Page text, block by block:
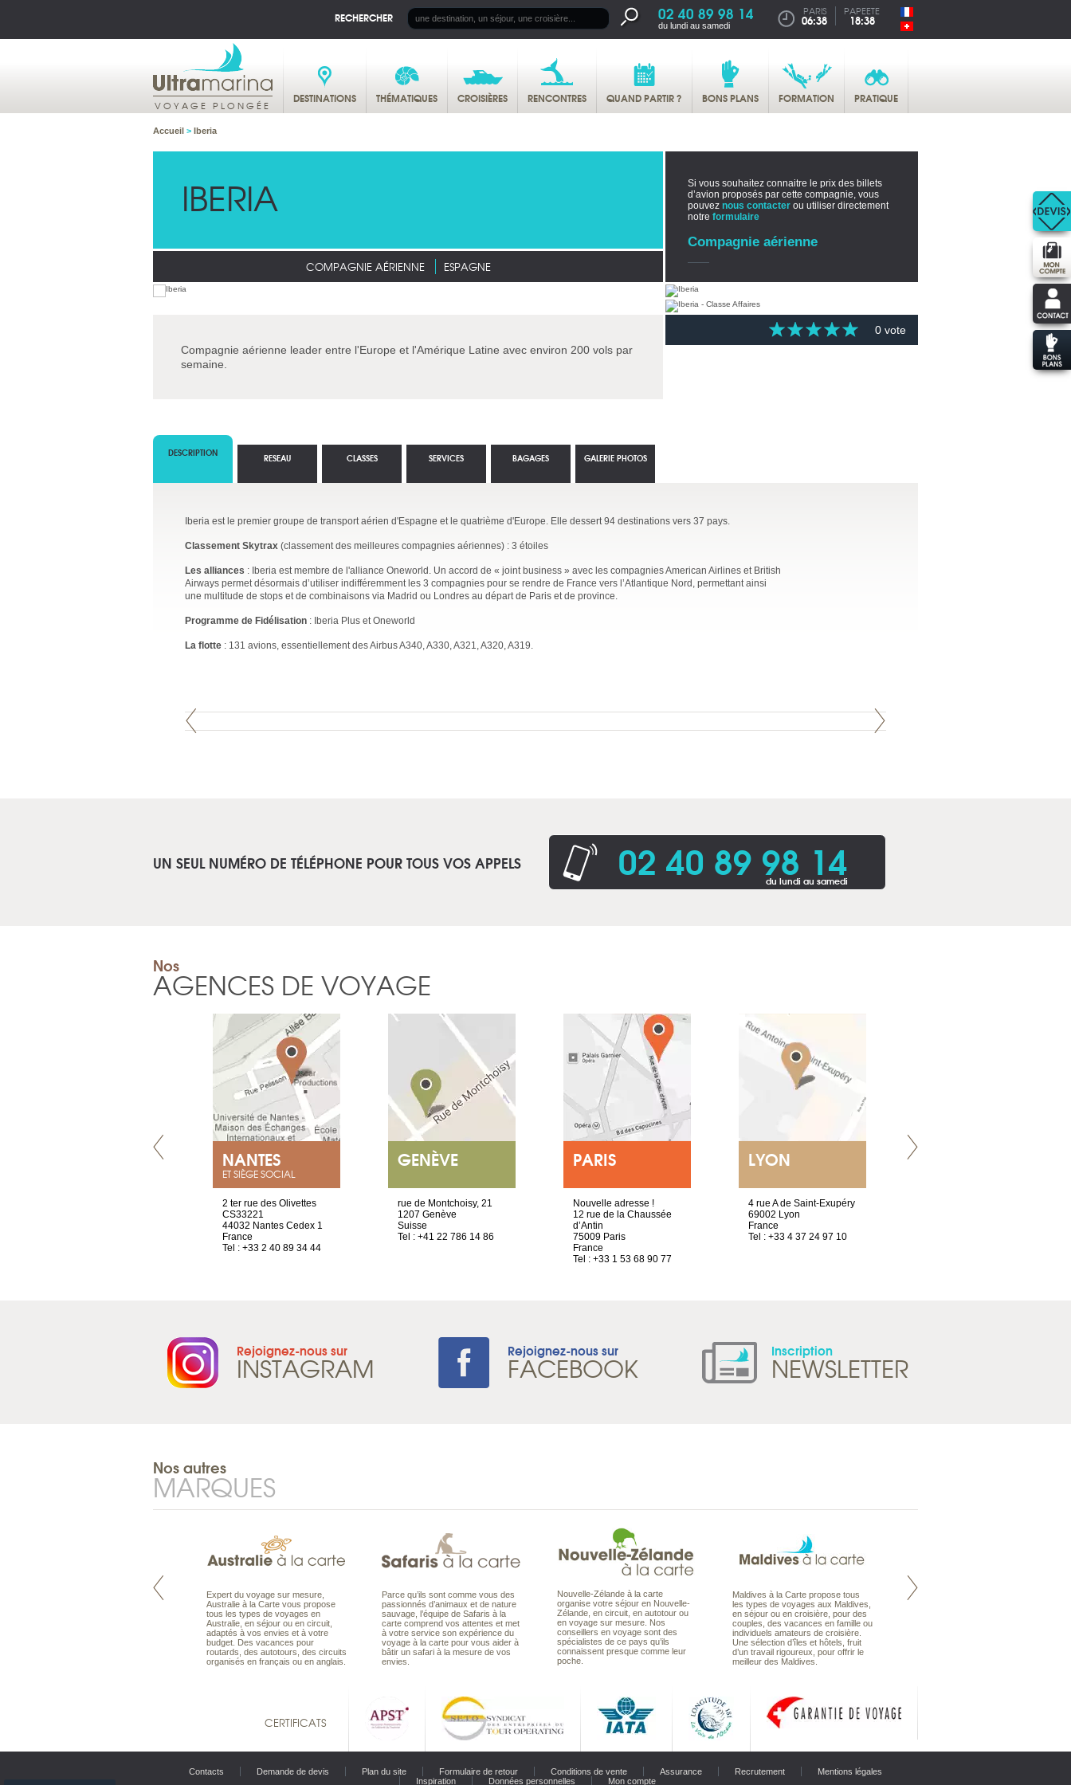
RECHERCHER 02 40 89 98 14
du lundi au samedi
PARIS
06:38
PAPEETE
18:38
VOYAGE PLONGÉE DESTINATIONS THÉMATIQUES CROISIÈRES RENCONTRES QUAND PARTIR ? BONS PLANS FORMATION PRATIQUE
Accueil > Iberia
IBERIA
COMPAGNIE AÉRIENNE ESPAGNE
Si vous souhaitez connaitre le prix des billets
d’avion proposés par cette compagnie, vous
pouvez nous contacter ou utiliser directement
notre formulaire
Compagnie aérienne
Compagnie aérienne leader entre l'Europe et l'Amérique Latine avec environ 200 vols par
semaine.
0 vote
DESCRIPTION
Iberia est le premier groupe de transport aérien d'Espagne et le quatrième d'Europe. Elle dessert 94 destinations vers 37 pays.
Classement Skytrax (classement des meilleures compagnies aériennes) : 3 étoiles
Les alliances : Iberia est membre de l'alliance Oneworld. Un accord de « joint business » avec les compagnies American Airlines et British
Airways permet désormais d’utiliser indifféremment les 3 compagnies pour se rendre de France vers l’Atlantique Nord, permettant ainsi
une multitude de stops et de combinaisons via Madrid ou Londres au départ de Paris et de province.
Programme de Fidélisation : Iberia Plus et Oneworld
La flotte : 131 avions, essentiellement des Airbus A340, A330, A321, A320, A319.
RESEAU CLASSES SERVICES BAGAGES GALERIE PHOTOS
UN SEUL NUMÉRO DE TÉLÉPHONE POUR TOUS VOS APPELS 02 40 89 98 14
du lundi au samedi
Nos
AGENCES DE VOYAGE
NANTES
ET SIÈGE SOCIAL
2 ter rue des Olivettes
CS33221
44032 Nantes Cedex 1
France
Tel : +33 2 40 89 34 44
GENÈVE
rue de Montchoisy, 21
1207 Genève
Suisse
Tel : +41 22 786 14 86
PARIS
Nouvelle adresse !
12 rue de la Chaussée
d’Antin
75009 Paris
France
Tel : +33 1 53 68 90 77
LYON
4 rue A de Saint-Exupéry
69002 Lyon
France
Tel : +33 4 37 24 97 10
Rejoignez-nous sur
INSTAGRAM Rejoignez-nous sur
FACEBOOK Inscription
NEWSLETTER
Nos autres
MARQUES
Pacifique à la carte est le spécialiste
Expert du voyage sur mesure,
Australie à la Carte vous propose
tous les types de voyages en
Australie, en séjour ou en circuit,
adaptés à vos envies et à votre
budget. Des vacances pour
routards, des autotours, des circuits
organisés en français ou en anglais.
Parce qu’ils sont comme vous des
passionnés d’animaux et de nature
sauvage, l’équipe de Safaris à la
carte comprend vos attentes et met
à votre service son expérience du
voyage à la carte pour vous aider à
bâtir un safari à la mesure de vos
envies.
Nouvelle-Zélande à la carte
organise votre séjour en Nouvelle-
Zélande, en circuit, en autotour ou
en voyage sur mesure. Nos
conseillers en voyage sont des
spécialistes de ce pays qu’ils
connaissent presque comme leur
poche.
Maldives à la Carte propose tous
les types de voyages aux Maldives,
en séjour ou en croisière, pour des
couples, des vacances en famille ou
individuels amateurs de croisière.
Une sélection d’îles et hôtels, fruit
d’un travail rigoureux, pour offrir le
meilleur des Maldives.
Notre site Odyssee est un portail
CERTIFICATS
Contacts Demande de devis Plan du site Formulaire de retour Conditions de vente Assurance Recrutement
Mentions légales
Inspiration
Données personnelles Mon compte